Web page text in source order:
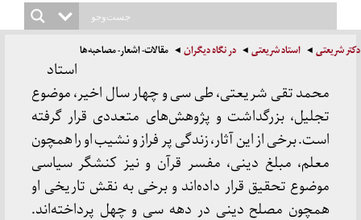
دکتر شریعتی استاد شریعتی در نگاه دیگران مقالات- اشعار- مصاحبه‌ها
استاد
محمد تقی شریعتی، طی سی و چهار سال اخیر، موضوع
تجلیل، بزرگداشت و پژوهش‌های متعددی قرار گرفته
است. برخی از این آثار، زندگی پر فراز و نشیب او را همچون
معلم، مبلغ دینی، مفسر قرآن و نیز کنشگر سیاسی
موضوع تحقیق قرار داده‌اند و برخی به نقش تاریخی او
همچون مصلح دینی در دهه سی و چهل پرداخته‌اند.